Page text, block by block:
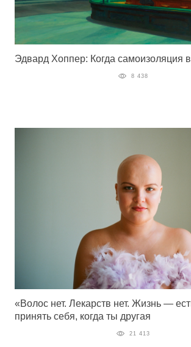
Эдвард Хоппер: Когда самоизоляция
8 438
«Волос нет. Лекарств нет. Жизнь —
принять себя, когда ты другая
21 413